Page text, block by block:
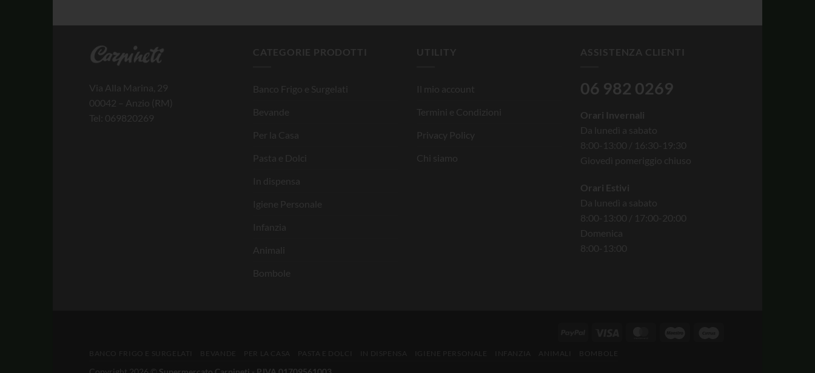
Via Alla Marina, 29
00042 – Anzio (RM)
Tel: 069820269
CATEGORIE PRODOTTI
Banco Frigo e Surgelati
Bevande
Per la Casa
Pasta e Dolci
In dispensa
Igiene Personale
Infanzia
Animali
Bombole
UTILITY
Il mio account
Termini e Condizioni
Privacy Policy
Chi siamo
ASSISTENZA CLIENTI
06 982 0269
Orari Invernali
Da lunedì a sabato
8:00-13:00 / 16:30-19:30
Giovedì pomeriggio chiuso
Orari Estivi
Da lunedì a sabato
8:00-13:00 / 17:00-20:00
Domenica
8:00-13:00